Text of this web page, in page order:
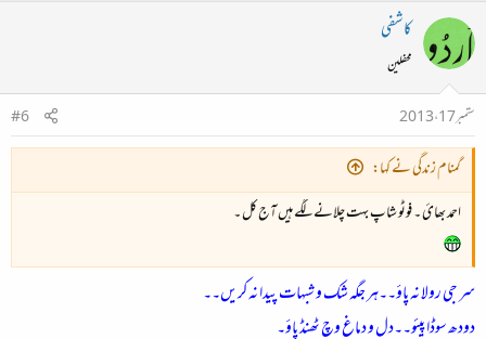
کاشفی
محفلین
ستمبر 17، 2013
#6
گمنام زندگی نے کہا:
احمد بھائ ۔ فوٹو شاپ بہت چلانے لگے ہیں آج کل ۔
سر جی رولا نہ پاؤ۔۔ہر جگہ شک و شبہات پیدا نہ کریں۔۔
دودھ سوڈا پیئو۔۔دل و دماغ وچ ٹھنڈ پاؤ۔